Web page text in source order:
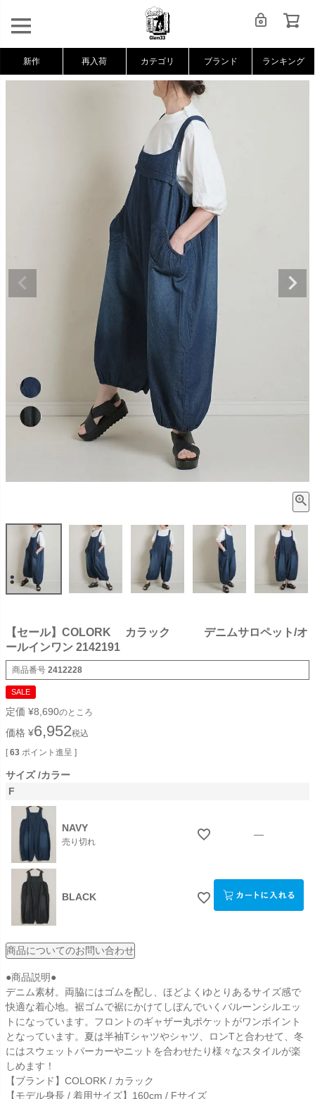
新作 再入荷 カテゴリ ブランド ランキング
【セール】COLORK カラック デニムサロペット/オ
ールインワン 2142191
商品番号 2412228
SALE
定価 ¥8,690のところ
価格 ¥6,952税込
[ 63 ポイント進呈 ]
サイズ カラー
F
NAVY
売り切れ
—
BLACK
商品についてのお問い合わせ
●商品説明●
デニム素材。両脇にはゴムを配し、ほどよくゆとりあるサイズ感で
快適な着心地。裾ゴムで裾にかけてしぼんでいくバルーンシルエッ
トになっています。フロントのギャザー丸ポケットがワンポイント
となっています。夏は半袖Tシャツやシャツ、ロンTと合わせて、冬
にはスウェットパーカーやニットを合わせたり様々なスタイルが楽
しめます！
【ブランド】COLORK / カラック
【モデル身長 / 着用サイズ】160cm / Fサイズ